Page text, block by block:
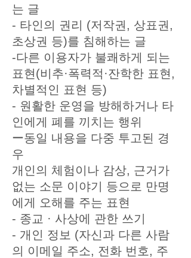
는 글
- 타인의 권리 (저작권, 상표권,
초상권 등)를 침해하는 글
-다른 이용자가 불쾌하게 되는
표현(비추·폭력적·잔학한 표현,
차별적인 표현 등)
- 원활한 운영을 방해하거나 타
인에게 폐를 끼치는 행위
ー동일 내용을 다중 투고된 경
우
개인의 체험이나 감상, 근거가
없는 소문 이야기 등으로 만명
에게 오해를 주는 표현
- 종교 · 사상에 관한 쓰기
- 개인 정보 (자신과 다른 사람
의 이메일 주소, 전화 번호, 주